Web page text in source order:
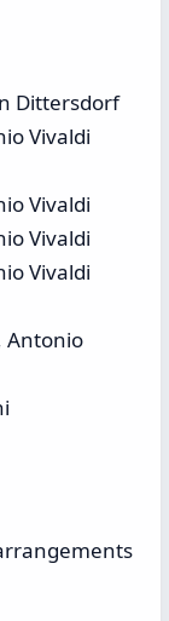
Dittersdorf
Vivaldi
Vivaldi
Vivaldi
Vivaldi
Antonio